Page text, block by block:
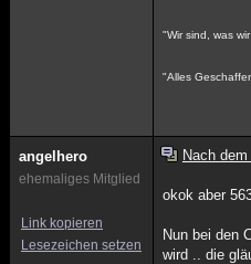
"Wir sind, was
"Alles
angelhero
ehemaliges Mitglied
Link kopieren
Lesezeichen setzen
Nach
okok aber
Nun bei den
wird .. die